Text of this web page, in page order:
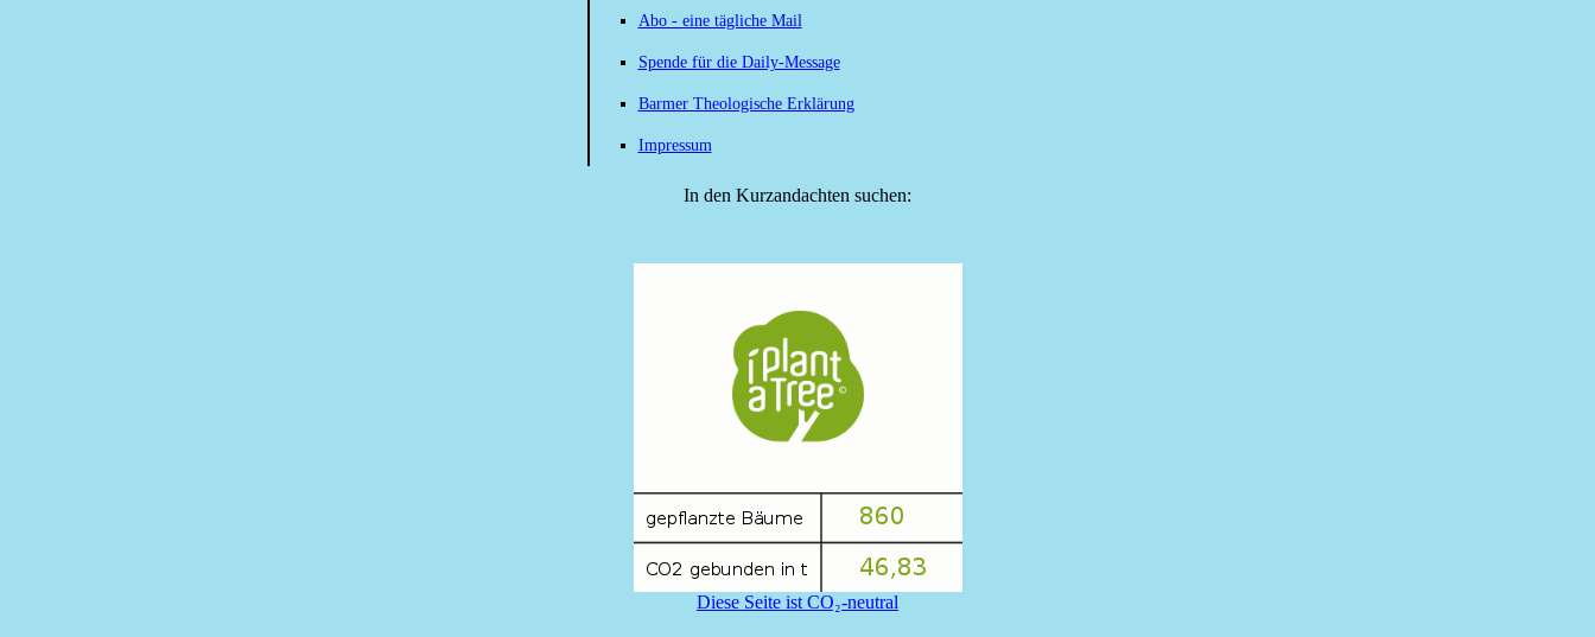
Abo - eine tägliche Mail
Spende für die Daily-Message
Barmer Theologische Erklärung
Impressum
In den Kurzandachten suchen:
Diese Seite ist CO₂-neutral